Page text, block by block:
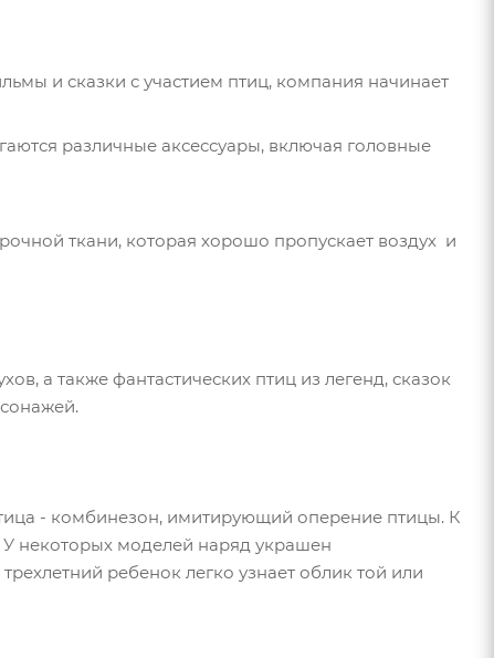
и сказки с участием птиц, компания начинает
различные аксессуары, включая головные
ткани, которая хорошо пропускает воздух и
а также фантастических птиц из легенд, сказок
- комбинезон, имитирующий оперение птицы. К
некоторых моделей наряд украшен
ребенок легко узнает облик той или